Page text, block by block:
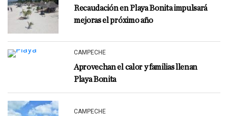
Recaudación en Playa Bonita impulsará
mejoras el próximo año
CAMPECHE
Aprovechan el calor y familias llenan
Playa Bonita
CAMPECHE